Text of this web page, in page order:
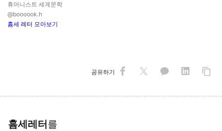
휴머니스트 세계문학
@boooook.h
흄세 레터 모아보기
공유하기
흄세레터를